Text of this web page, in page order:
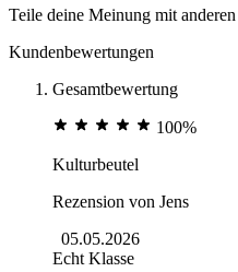
Teile deine Meinung mit
Kundenbewertungen
Gesamtbewertung
100%
Kulturbeutel
Rezension von Jens
05.05.2026
Echt Klasse